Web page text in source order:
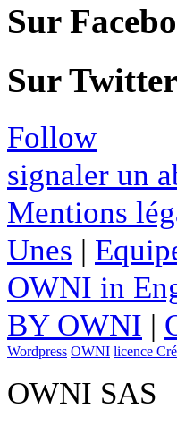
Sur
Sur Twitter
Follow
signaler un
Mentions
Unes |
OWNI in
BY OWNI |
Wordpress OWNI licence
OWNI SAS